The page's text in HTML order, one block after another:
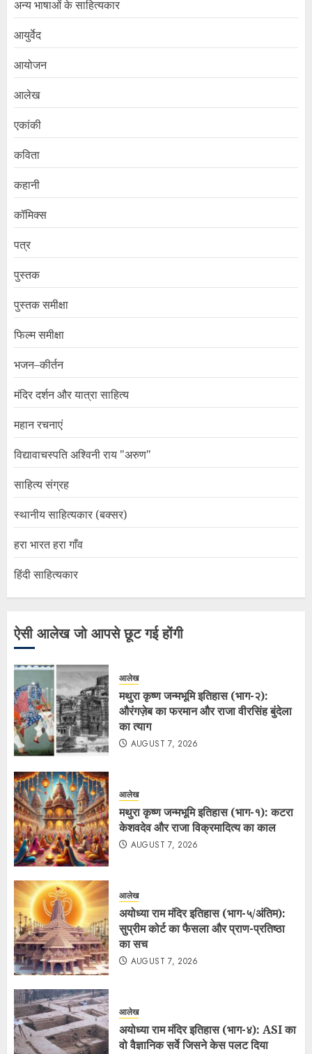
अन्य भाषाओं के साहित्यकार
आयुर्वेद
आयोजन
आलेख
एकांकी
कविता
कहानी
कॉमिक्स
पत्र
पुस्तक
पुस्तक समीक्षा
फिल्म समीक्षा
भजन–कीर्तन
मंदिर दर्शन और यात्रा साहित्य
महान रचनाएं
विद्यावाचस्पति अश्विनी राय "अरुण"
साहित्य संग्रह
स्थानीय साहित्यकार (बक्सर)
हरा भारत हरा गाँव
हिंदी साहित्यकार
ऐसी आलेख जो आपसे छूट गई होंगी
आलेख
मथुरा कृष्ण जन्मभूमि इतिहास (भाग-२):
औरंगज़ेब का फरमान और राजा वीरसिंह बुंदेला
का त्याग
AUGUST 7, 2026
आलेख
मथुरा कृष्ण जन्मभूमि इतिहास (भाग-१): कटरा
केशवदेव और राजा विक्रमादित्य का काल
AUGUST 7, 2026
आलेख
अयोध्या राम मंदिर इतिहास (भाग-५/अंतिम):
सुप्रीम कोर्ट का फैसला और प्राण-प्रतिष्ठा
का सच
AUGUST 7, 2026
आलेख
अयोध्या राम मंदिर इतिहास (भाग-४): ASI का
वो वैज्ञानिक सर्वे जिसने केस पलट दिया